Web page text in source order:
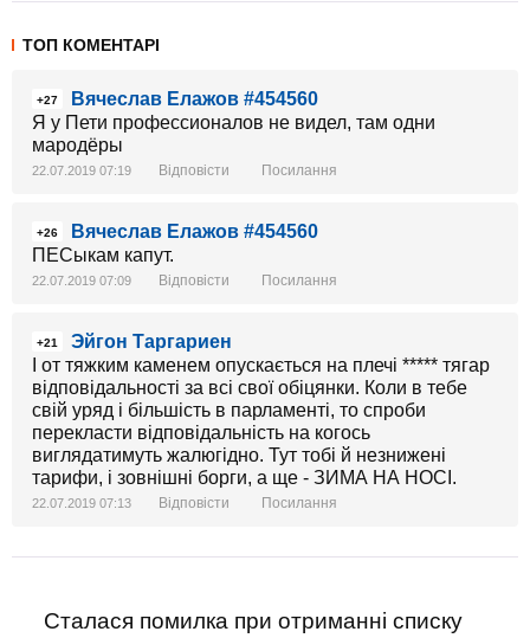
ТОП КОМЕНТАРІ
+27
Вячеслав Елажов #454560
Я у Пети профессионалов не видел, там одни
мародёры
22.07.2019 07:19 Відповісти Посилання
+26
Вячеслав Елажов #454560
ПЕСыкам капут.
22.07.2019 07:09 Відповісти Посилання
+21
Эйгон Таргариен
І от тяжким каменем опускається на плечі ***** тягар
відповідальності за всі свої обіцянки. Коли в тебе
свій уряд і більшість в парламенті, то спроби
перекласти відповідальність на когось
виглядатимуть жалюгідно. Тут тобі й незнижені
тарифи, і зовнішні борги, а ще - ЗИМА НА НОСІ.
22.07.2019 07:13 Відповісти Посилання
Сталася помилка при отриманні списку